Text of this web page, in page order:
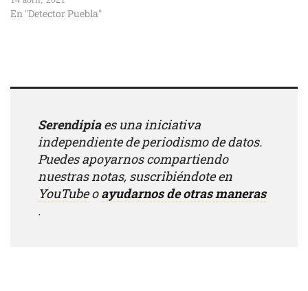
En "Detector Puebla"
Serendipiaes una iniciativa
independiente de periodismo de datos.
Puedes apoyarnos compartiendo
nuestras notas, suscribiéndote en
YouTubeoayudarnos de otras maneras
.